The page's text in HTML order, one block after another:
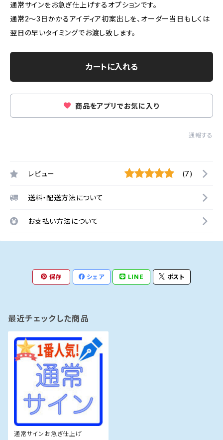
通常サインをお急ぎ仕上げするオプションです。
通常2〜3日かかるアイディア初案出しを、オーダー当日もしくは
翌日の早いタイミングでお渡し致します。
カートに入れる
商品をアプリでお気に入り
通報する
レビュー (7)
送料・配送方法について
お支払い方法について
保存 シェア LINE ポスト
最近チェックした商品
通常サインお急ぎ仕上げ